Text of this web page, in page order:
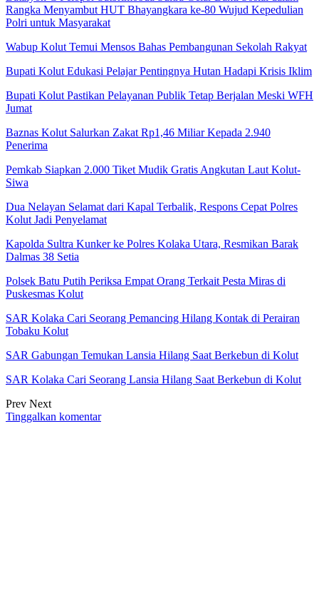
Rangka Menyambut HUT Bhayangkara ke-80 Wujud Kepedulian
Polri untuk Masyarakat
Wabup Kolut Temui Mensos Bahas Pembangunan Sekolah Rakyat
Bupati Kolut Edukasi Pelajar Pentingnya Hutan Hadapi Krisis Iklim
Bupati Kolut Pastikan Pelayanan Publik Tetap Berjalan Meski WFH
Jumat
Baznas Kolut Salurkan Zakat Rp1,46 Miliar Kepada 2.940
Penerima
Pemkab Siapkan 2.000 Tiket Mudik Gratis Angkutan Laut Kolut-
Siwa
Dua Nelayan Selamat dari Kapal Terbalik, Respons Cepat Polres
Kolut Jadi Penyelamat
Kapolda Sultra Kunker ke Polres Kolaka Utara, Resmikan Barak
Dalmas 38 Setia
Polsek Batu Putih Periksa Empat Orang Terkait Pesta Miras di
Puskesmas Kolut
SAR Kolaka Cari Seorang Pemancing Hilang Kontak di Perairan
Tobaku Kolut
SAR Gabungan Temukan Lansia Hilang Saat Berkebun di Kolut
SAR Kolaka Cari Seorang Lansia Hilang Saat Berkebun di Kolut
Prev Next
Tinggalkan komentar